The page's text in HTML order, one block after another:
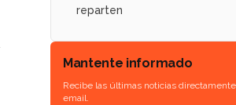
reparten
Mantente informado
Recibe las últimas noticias
email.